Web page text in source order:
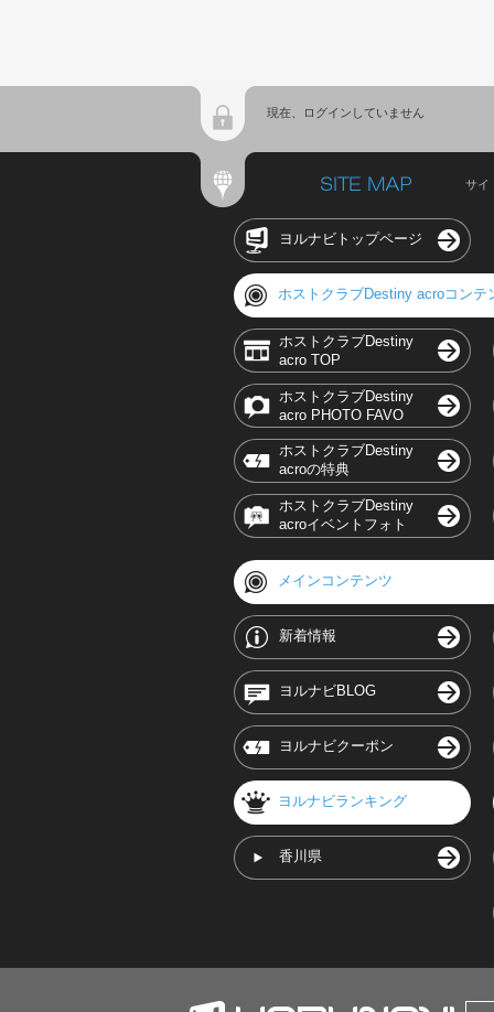
現在、ログインしていません
サイ
ヨルナビトップページ
ホストクラブDestiny acroコンテ
ホストクラブDestiny
acro TOP
ホストクラブDestiny
acro PHOTO FAVO
ホストクラブDestiny
acroの特典
ホストクラブDestiny
acroイベントフォト
メインコンテンツ
新着情報
ヨルナビBLOG
ヨルナビクーポン
ヨルナビランキング
香川県